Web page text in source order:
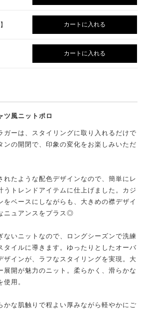
カートに入れる
カートに入れる
ツ風ニットポロ
ガーは、スタイリングに取り入れるだけで
ンの開閉で、印象の変化をお楽しみいただ
れたような配色デザインなので、簡単にレ
うトレンドアイテムに仕上げました。カジ
をベースにしながらも、大きめの襟デザイ
ニュアンスをプラス◎
ないニットなので、ロングシーズンで洗練
タイルに導きます。ゆったりとしたオーバ
ザインが、ラフなスタイリングを実現。大
展開が魅力のニット。柔らかく、滑らかな
使用。
かな肌触りで程よい厚みながら軽やかにご